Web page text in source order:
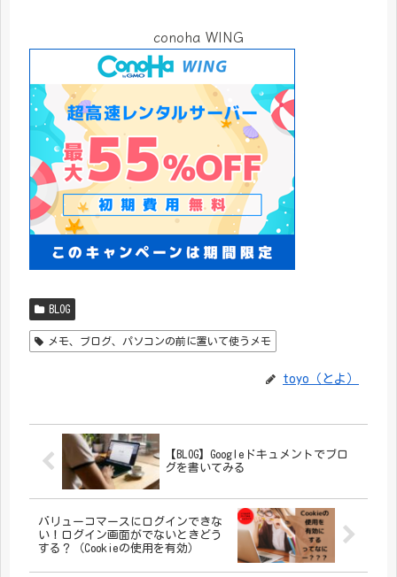
conoha WING
BLOG
メモ、ブログ、パソコンの前に置いて使うメモ
toyo（とよ）
【BLOG】Googleドキュメントでブロ
グを書いてみる
バリューコマースにログインできな
い！ログイン画面がでないときどう
する？（Cookieの使用を有効）